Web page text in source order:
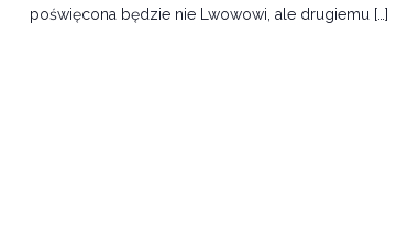
poświęcona będzie nie Lwowowi, ale drugiemu […]